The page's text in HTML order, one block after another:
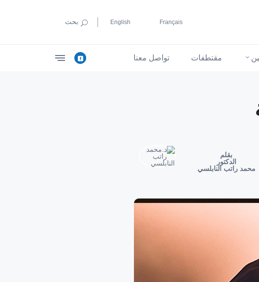
English Français بحث
مقتطفات تواصل معنا
بقلم
الدكتور
محمد راتب النابلسي